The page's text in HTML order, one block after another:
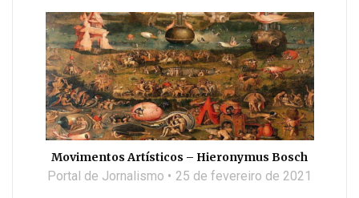
Movimentos Artísticos – Hieronymus Bosch
Portal de Jornalismo 25 de fevereiro de 2021